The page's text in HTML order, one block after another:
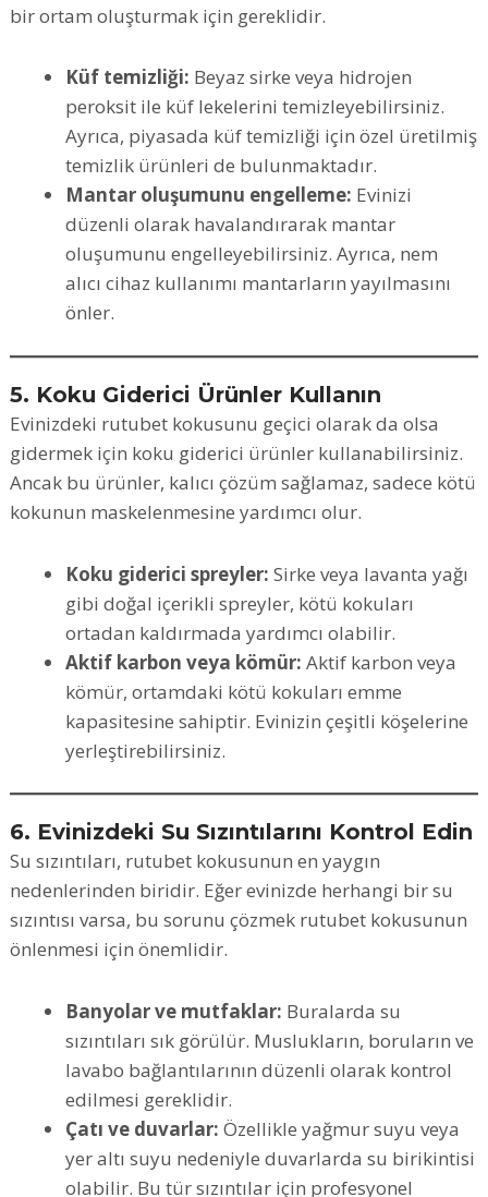
bir ortam oluşturmak için gereklidir.
Küf temizliği: Beyaz sirke veya hidrojen
peroksit ile küf lekelerini temizleyebilirsiniz.
Ayrıca, piyasada küf temizliği için özel üretilmiş
temizlik ürünleri de bulunmaktadır.
Mantar oluşumunu engelleme: Evinizi
düzenli olarak havalandırarak mantar
oluşumunu engelleyebilirsiniz. Ayrıca, nem
alıcı cihaz kullanımı mantarların yayılmasını
önler.
5. Koku Giderici Ürünler Kullanın
Evinizdeki rutubet kokusunu geçici olarak da olsa
gidermek için koku giderici ürünler kullanabilirsiniz.
Ancak bu ürünler, kalıcı çözüm sağlamaz, sadece kötü
kokunun maskelenmesine yardımcı olur.
Koku giderici spreyler: Sirke veya lavanta yağı
gibi doğal içerikli spreyler, kötü kokuları
ortadan kaldırmada yardımcı olabilir.
Aktif karbon veya kömür: Aktif karbon veya
kömür, ortamdaki kötü kokuları emme
kapasitesine sahiptir. Evinizin çeşitli köşelerine
yerleştirebilirsiniz.
6. Evinizdeki Su Sızıntılarını Kontrol Edin
Su sızıntıları, rutubet kokusunun en yaygın
nedenlerinden biridir. Eğer evinizde herhangi bir su
sızıntısı varsa, bu sorunu çözmek rutubet kokusunun
önlenmesi için önemlidir.
Banyolar ve mutfaklar: Buralarda su
sızıntıları sık görülür. Muslukların, boruların ve
lavabo bağlantılarının düzenli olarak kontrol
edilmesi gereklidir.
Çatı ve duvarlar: Özellikle yağmur suyu veya
yer altı suyu nedeniyle duvarlarda su birikintisi
olabilir. Bu tür sızıntılar için profesyonel